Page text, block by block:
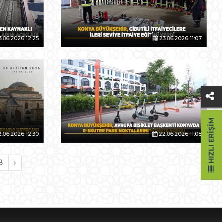
12:25 23.06.2026 11:07
12:30 22.06.2026 11:08
› HIZLI ERIŞIM